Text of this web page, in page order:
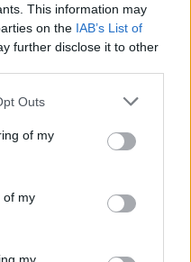
This information may
on the IAB’s List of
further disclose it to other
Outs
of my
of my
geht's, lasst Uns im 35. ten
6 Mai 2026
<
Punkte für Erfolge: